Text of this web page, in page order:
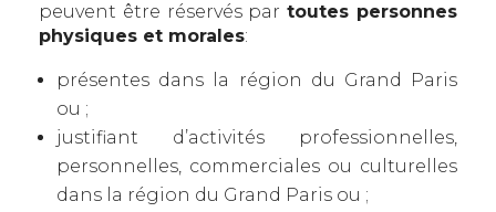
peuvent être réservés partoutes personnes
physiques et morales:
présentes dans la région du Grand Paris
ou ;
justifiant d’activités professionnelles,
personnelles, commerciales ou culturelles
dans la région du Grand Paris ou ;